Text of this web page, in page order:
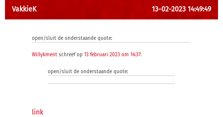
VakkieK 13-02-2023 14:49:49
open/sluit de onderstaande quote:
Willykment schreef op 13 februari 2023 om 14:37:
open/sluit de onderstaande quote:
link